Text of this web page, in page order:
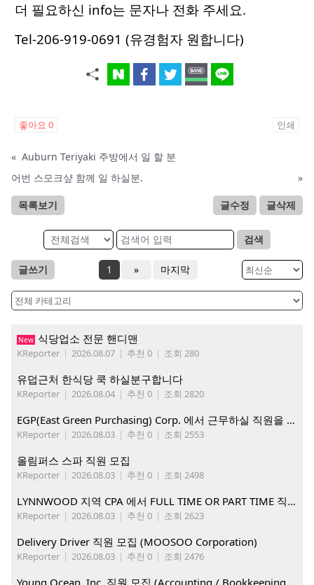
더 필요하신 info는 문자나 전화 주세요.
Tel-206-919-0691 (유경험자 원합니다)
좋아요 0 인쇄
« Auburn Teriyaki 주방에서 일 할 분
어번 스모크샾 함께 일 하실분.
»
목록보기 글수정 글삭제
검색
글쓰기 1 » 마지막
New 식당업소 전문 핸디맨
KReporter | 2026.08.07 | 추천 0 | 조회 280
유덥근처 한식당 쿡 하실분구합니다
KReporter | 2026.08.04 | 추천 0 | 조회 2820
EGP(East Green Purchasing) Corp. 에서 근무하실 직원을 아래와 같이 모집합니다.
KReporter | 2026.08.03 | 추천 0 | 조회 2553
올림퍼스 스파 직원 모집
KReporter | 2026.08.03 | 추천 0 | 조회 2498
LYNNWOOD 지역 CPA 에서 FULL TIME OR PART TIME 직원을 찾습니다
KReporter | 2026.08.03 | 추천 0 | 조회 2623
Delivery Driver 직원 모집 (MOOSOO Corporation)
KReporter | 2026.08.03 | 추천 0 | 조회 2476